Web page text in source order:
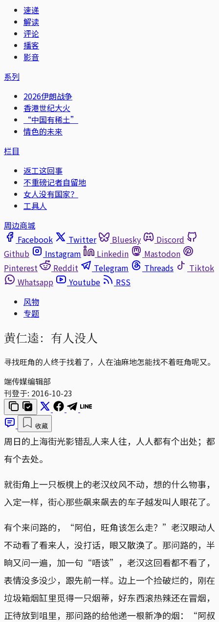
速递
解读
评论
播客
影音
系列
2026伊朗战争
香港世纪大火
“中国有稀土”
情色的未来
栏目
返工这回事
不重磅记者自留地
女人没有国家？
工具人
周边商城
Facebook
Twitter Bluesky
Discord
Github
Instagram Linkedin
Mastodon
Pinterest
Reddit Telegram Threads
Tiktok
Whatsapp
Youtube
RSS
风物
专题
黄仁逵：有人没人
寻找旺角的人终于找着了，人在油麻地怎能找不着旺角呢又。
端传媒编辑部
刊登于: 2016-10-23
收藏
周日的上海街光影错乱人来人往，人人都有个出处；都
有个去处。
就街角上一只板櫈上的老汉纹风不动，想的什么物事，
入定一样，街心那些飙来飙去的车子越发叫人眼花了。
有个来问路的，“阿伯，旺角该怎么走？”老汉眼动人
不动看了看来人，没打话，眼又散涣了。那问路的，半
晌又问一遍，加一句“唔该”，老汉这回看都不看了，
表情没多没少，跟先前一样。边上一个捡破烂的，刚在
垃圾箱烟缸里觅得一只烟蒂，好东西滚热辣还在冒烟，
正待放到咀里，那问路的给他递一根新净的烟：“阿叔